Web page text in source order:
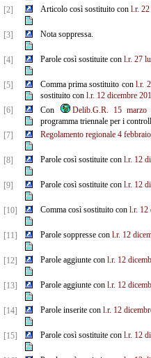
[2] Articolo così sostituito con l.r.
[3] Nota soppressa.
[4] Parole così sostituite con l.r. 27
[5] Comma prima sostituito conl.r.
sostituito con l.r. 12 dicembre
[6]
Con Delib.G.R. 15
programma triennale per i
[7]
Regolamento regionale 4
[8] Parole così sostituite con l.r. 12
[9] Parole così sostituite con l.r. 12
[10] Comma così sostituito con l.r. 12
[11] Parole soppresse con l.r. 12
[12] Parole aggiunte con l.r. 12
[13] Parole aggiunte con l.r. 12
[14] Parole inserite con l.r. 12
[15] Parole così sostituite con l.r. 12